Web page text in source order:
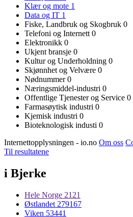
Klær og mote 1
Data og IT 1
Fiske, Landbruk og Skogbruk 0
Telefoni og Internett 0
Elektronikk 0
Ukjent bransje 0
Kultur og Underholdning 0
Skjønnhet og Velvære 0
Nødnummer0
Næringsmiddel-industri 0
Offentlige Tjenester og Service 0
Farmasøytisk industri 0
Kjemisk industri 0
Bioteknologisk industi 0
Internettopplysningen - io.no Om oss
Til resultatene
i Bjerke
Hele Norge 2121
Østlandet 279167
Viken 53441